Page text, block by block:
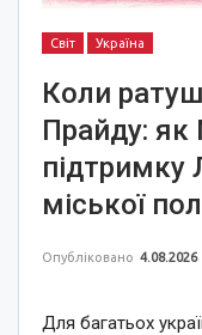
Світ Україна
Коли
Прайду:
підтримку
міської
Опубліковано 4.08.2026
Для багатьох